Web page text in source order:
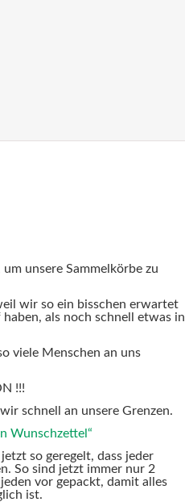
unsere Sammelkörbe zu
wir so ein bisschen erwartet
als noch schnell etwas in
viele Menschen an uns
!!!
schnell an unsere Grenzen.
Wunschzettel“
so geregelt, dass jeder
So sind jetzt immer nur 2
vor gepackt, damit alles
ist.